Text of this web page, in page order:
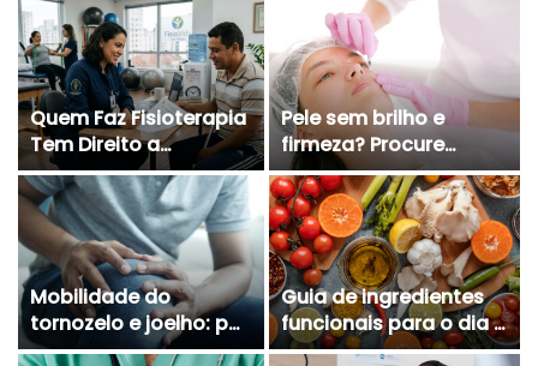
Quem Faz Fisioterapia
Tem Direito a
Atestado? Descubra o
que a Lei Garante
Pele sem brilho e
firmeza? Procure
clínica estética
Mobilidade do
tornozelo e joelho: por
que uma trava o outro
Guia de ingredientes
funcionais para o dia a
dia